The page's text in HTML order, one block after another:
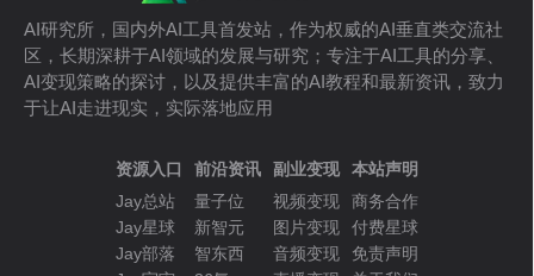
AI研究所，国内外AI工具首发站，作为权威的AI垂直类交流社
区，长期深耕于AI领域的发展与研究；专注于AI工具的分享、
AI变现策略的探讨，以及提供丰富的AI教程和最新资讯，致力
于让AI走进现实，实际落地应用
资源入口
Jay总站
Jay星球
Jay部落
前沿资讯
量子位
新智元
智东西
副业变现
视频变现
图片变现
音频变现
本站声明
商务合作
付费星球
免责声明